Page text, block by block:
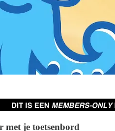
met je toetsenbord